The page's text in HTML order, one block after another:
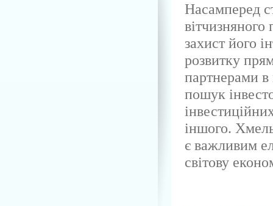
Насамперед
захист його
розвитку
партнерами в
пошук
іншого.
є важливим
світову